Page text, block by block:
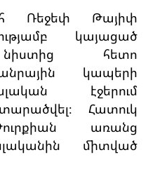
Ռեջեփ Թայիփ
կայացած
նիստից հետո
կապերի
էջերում
Հատուկ
առանց
միտված